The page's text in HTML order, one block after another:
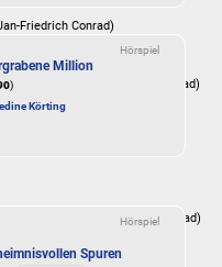
Friedrich Conrad)
overdubs] (Jan-Friedrich Conrad)
(Jan-Friedrich Conrad)
Hörspiel
Million
)
Körting
Hörspiel
Spuren